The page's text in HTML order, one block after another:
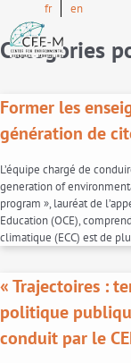
fr en
Catégories
Former les
génération de
L’équipe chargé de
generation of
program », lauréat de
Education (OCE),
climatique (ECC) est de
« Trajectoires :
politique
conduit par le